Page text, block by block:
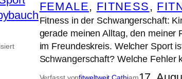
FEMALE, FITNESS ,
Fitness in der Schwangerschaft:
gerade meinen Alltag, den meiner
im Freundeskreis. Welcher Sport
Schwangerschaft? Welche
Verfasst vonfitweltweit Cathiam